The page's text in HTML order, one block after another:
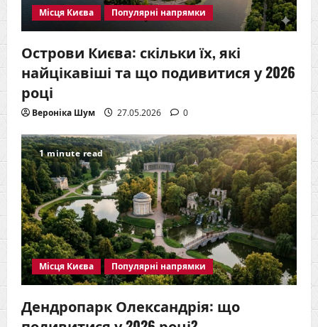
Місця Києва Популярні напрямки
Острови Києва: скільки їх, які
найцікавіші та що подивитися у 2026
році
Вероніка Шум 27.05.2026 0
1 minute read
Місця Києва Популярні напрямки
Дендропарк Олександрія: що